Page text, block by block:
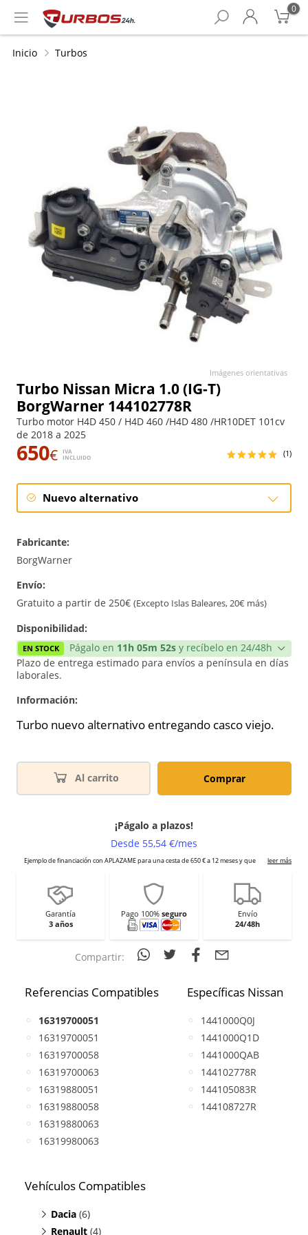
0
Inicio Turbos
Turbo Nissan Micra 1.0 (IG-T)
BorgWarner 144102778R
Turbo motor H4D 450 / H4D 460 /H4D 480 /HR10DET 101cv
de 2018 a 2025
650€
IVA
INCLUIDO
(1)
Nuevo alternativo
Fabricante:
BorgWarner
Envío:
Gratuito a partir de 250€ (Excepto Islas Baleares, 20€ más)
Disponibilidad:
EN STOCK Págalo en 11h 05m 52s y recíbelo en 24/48h
Plazo de entrega estimado para envíos a península en días
laborales.
Información:
Turbo nuevo alternativo entregando casco viejo.
Al carrito Comprar
Garantía
3 años
Pago 100% seguro
Envío
24/48h
Compartir:
Imágenes orientativas
Referencias Compatibles
16319700051
16319700051
16319700058
16319700063
16319880051
16319880058
16319880063
16319980063
Específicas Nissan
1441000Q0J
1441000Q1D
1441000QAB
144102778R
144105083R
144108727R
Vehículos Compatibles
Dacia (6)
Duster 1.0
Renault (4)